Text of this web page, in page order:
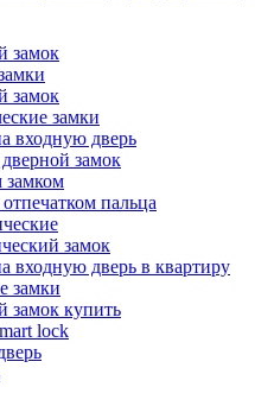
замок
замок
замки
входную дверь
замок
замком
пальца
замок
входную дверь в квартиру
замки
замок купить
lock